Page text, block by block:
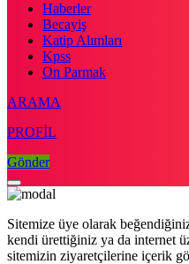
Haberler
Becayiş
Katip Alımları
Kpss
On Parmak
ARAMA
PROFİL
Gönder
Sitemize üye olarak
kendi ürettiğiniz ya da internet
sitemizin ziyaretçilerine içerik